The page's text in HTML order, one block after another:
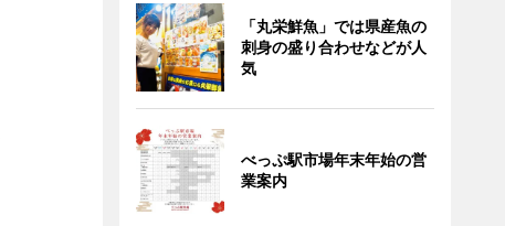
「丸栄鮮魚」では県産魚の
刺身の盛り合わせなどが人
気
べっぷ駅市場年末年始の営
業案内